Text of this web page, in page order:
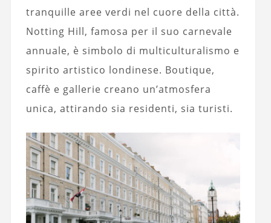
tranquille aree verdi nel cuore della città.
Notting Hill, famosa per il suo carnevale
annuale, è simbolo di multiculturalismo e
spirito artistico londinese. Boutique,
caffè e gallerie creano un’atmosfera
unica, attirando sia residenti, sia turisti.